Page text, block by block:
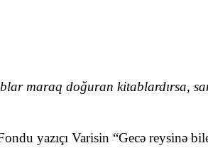
maraq doğuran kitablardırsa,
yazıçı Varisin “Gecə reysinə